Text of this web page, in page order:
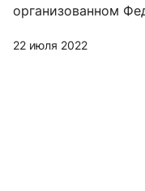
организованном
Российским
22 июля 2022